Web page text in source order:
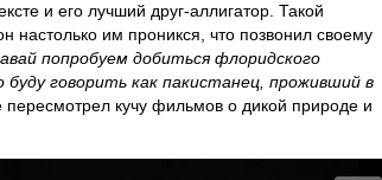
и его лучший друг-аллигатор. Такой
настолько им проникся, что позвонил своему
попробуем добиться флоридского
говорить как пакистанец, проживший в
пересмотрел кучу фильмов о дикой природе и